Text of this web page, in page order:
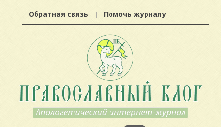
Обратная связь Помочь журналу